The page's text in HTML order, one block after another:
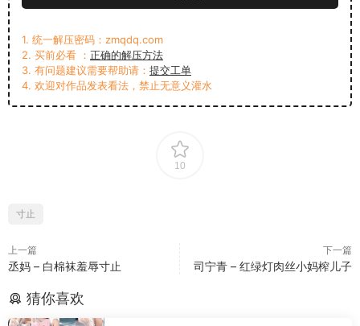
1. 统一解压密码：zmqdq.com
2. 买前必看 ： 正确的解压方法
3. 有问题建议需要帮助请： 提交工单
4. 欢迎对作品发表看法，禁止无意义灌水
10
寸止
上一篇
丞妈 – 白棉袜羞辱寸止
下一篇
司宁青 – 红绿灯肉丝小妈榨儿子
猜你喜欢